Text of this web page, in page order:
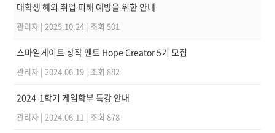
대학생 해외 취업 피해 예방을 위한 안내
관리자 | 2025.10.24 | 조회 501
스마일게이트 창작 멘토 Hope Creator 5기 모집
관리자 | 2024.06.19 | 조회 882
2024-1학기 게임학부 특강 안내
관리자 | 2024.06.11 | 조회 878